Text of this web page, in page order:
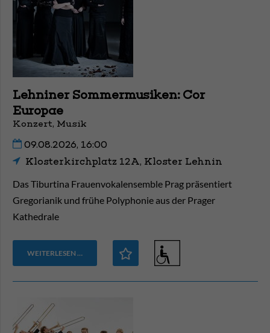
Lehniner Sommermusiken: Cor
Europae
Konzert, Musik
09.08.2026, 16:00
Klosterkirchplatz 12A, Kloster Lehnin
Das Tiburtina Frauenvokalensemble Prag präsentiert
Gregorianik und frühe Polyphonie aus der Prager
Kathedrale
WEITERLESEN …